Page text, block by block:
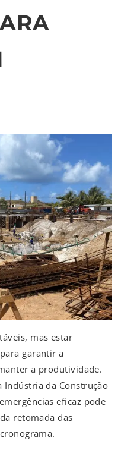
mas estar
garantir a
a produtividade.
Indústria da Construção
eficaz pode
retomada das